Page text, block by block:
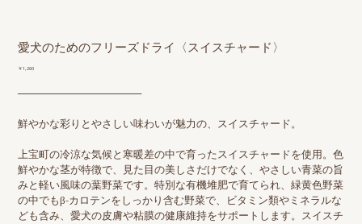
愛犬のためのフリーズドライ〈スイスチャード〉
価
￥1,260
─────────────────
鮮やかな彩りとやさしい味わいが魅力の、スイスチャード。
上宝町の冷涼な気候と寒暖差の中で育ったスイスチャードを使用。色
鮮やかな茎が特徴で、見た目の美しさだけでなく、やさしい青菜の旨
みと軽い風味の葉野菜です。特別な有機堆肥で育てられ、緑黄色野菜
の中でもβ-カロテンをしっかり含む野菜で、ビタミン類やミネラルな
ども含み、愛犬の皮膚や粘膜の健康維持をサポートします。スイスチ